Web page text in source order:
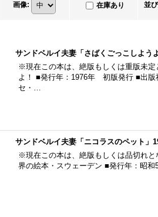
画像: 在庫あり 並
サンドベルイ夫妻「さばくごっこしよう
※現在この本は、絶版もしくは重版未
よ！ ■発行年：1976年 初版発行 ■出
セ・…
サンドベルイ夫妻「ニコラスのペット」
※現在この本は、絶版もしくは品切れ
界の絵本・スウェーデン ■発行年：昭